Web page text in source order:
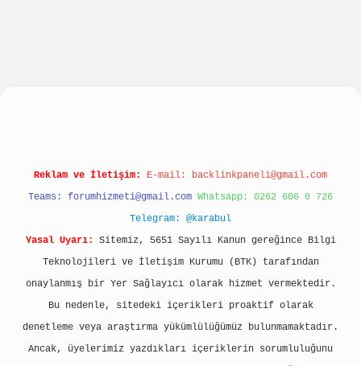
Reklam ve İletişim: E-mail: backlinkpaneli@gmail.com
Teams: forumhizmeti@gmail.com Whatsapp: 0262 606 0 726
Telegram: @karabul
Yasal Uyarı:
Sitemiz, 5651 Sayılı Kanun gereğince Bilgi
Teknolojileri ve İletişim Kurumu (BTK) tarafından
onaylanmış bir Yer Sağlayıcı olarak hizmet vermektedir.
Bu nedenle, sitedeki içerikleri proaktif olarak
denetleme veya araştırma yükümlülüğümüz bulunmamaktadır.
Ancak, üyelerimiz yazdıkları içeriklerin sorumluluğunu